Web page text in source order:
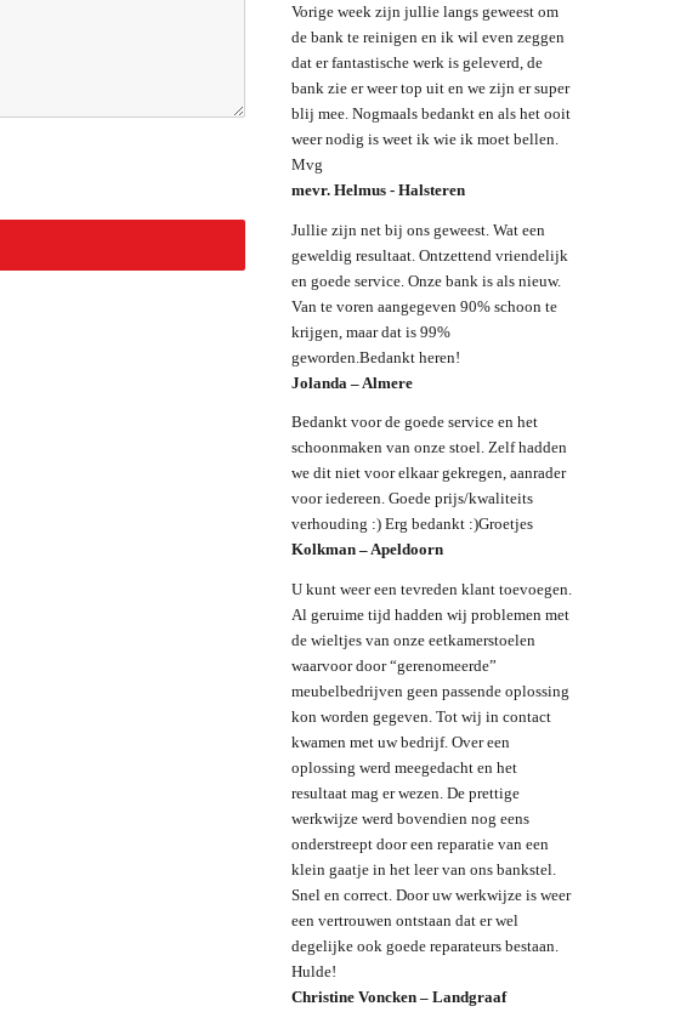
Vorige week zijn jullie langs geweest om
de bank te reinigen en ik wil even zeggen
dat er fantastische werk is geleverd, de
bank zie er weer top uit en we zijn er super
blij mee. Nogmaals bedankt en als het ooit
weer nodig is weet ik wie ik moet bellen.
Mvg
mevr. Helmus - Halsteren
Jullie zijn net bij ons geweest. Wat een
geweldig resultaat. Ontzettend vriendelijk
en goede service. Onze bank is als nieuw.
Van te voren aangegeven 90% schoon te
krijgen, maar dat is 99%
geworden.Bedankt heren!
Jolanda – Almere
Bedankt voor de goede service en het
schoonmaken van onze stoel. Zelf hadden
we dit niet voor elkaar gekregen, aanrader
voor iedereen. Goede prijs/kwaliteits
verhouding :) Erg bedankt :)Groetjes
Kolkman – Apeldoorn
U kunt weer een tevreden klant toevoegen.
Al geruime tijd hadden wij problemen met
de wieltjes van onze eetkamerstoelen
waarvoor door “gerenomeerde”
meubelbedrijven geen passende oplossing
kon worden gegeven. Tot wij in contact
kwamen met uw bedrijf. Over een
oplossing werd meegedacht en het
resultaat mag er wezen. De prettige
werkwijze werd bovendien nog eens
onderstreept door een reparatie van een
klein gaatje in het leer van ons bankstel.
Snel en correct. Door uw werkwijze is weer
een vertrouwen ontstaan dat er wel
degelijke ook goede reparateurs bestaan.
Hulde!
Christine Voncken – Landgraaf